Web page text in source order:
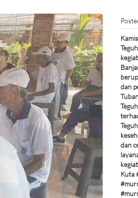
dan
dan
Kuta